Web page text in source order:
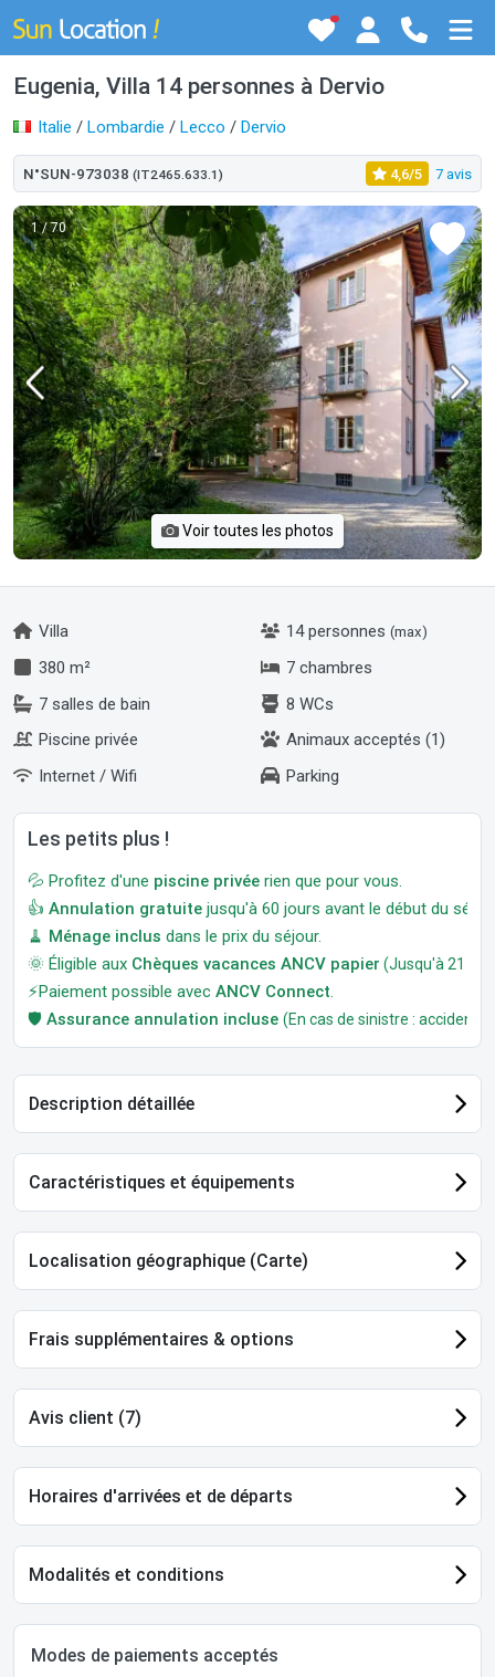
Eugenia, Villa 14 personnes à Dervio
Italie / Lombardie / Lecco / Dervio
N°SUN-973038 (IT2465.633.1) 4,6/5 7 avis
1/ 70
Voir toutes les photos
Villa 14 personnes (max)
380 m²
7 chambres
7 salles de bain
8 WCs
Piscine privée
Animaux acceptés (1)
Internet / Wifi
Parking
Les petits plus !
💦 Profitez d'une piscine privée rien que pour vous.
👍 Annulation gratuite jusqu'à 60 jours avant le début du
🧹 Ménage inclus dans le prix du séjour.
🌞 Éligible aux Chèques vacances ANCV papier (Jusqu'à 21
⚡Paiement possible avec ANCV Connect.
🛡️ Assurance annulation incluse (En cas de sinistre : accident,
Description détaillée
Caractéristiques et équipements
Localisation géographique (Carte)
Frais supplémentaires & options
Avis client (7)
Horaires d'arrivées et de départs
Modalités et conditions
Modes de paiements acceptés